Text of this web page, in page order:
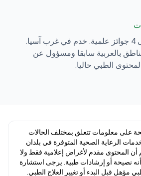
طبيب عام. حاصل على 4 جوائز علمية. خدم في غرب آسيا.
بالعربية سابقا ومسؤول عن
الطبي حاليا.
على معلومات تتعلق بمختلف الحالات
الرعاية الصحية المتوفرة في بلدان
أن المحتوى مقدم لأغراض إعلامية فقط ولا
نصيحة أو إرشادات طبية. يرجى استشارة
مؤهل قبل البدء أو تغيير العلاج الطبي.